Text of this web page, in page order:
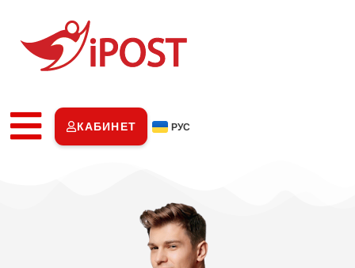
КАБИНЕТ РУС